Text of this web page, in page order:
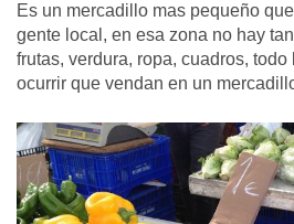
Es un mercadillo mas pequeño
gente local, en esa zona no hay
frutas, verdura, ropa, cuadros,
ocurrir que vendan en un